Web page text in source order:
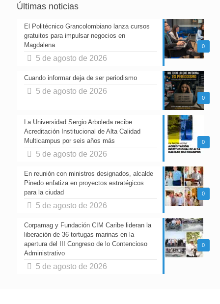
Últimas noticias
0
El Politécnico Grancolombiano lanza cursos
gratuitos para impulsar negocios en
Magdalena
5 de agosto de 2026
0
Cuando informar deja de ser periodismo
5 de agosto de 2026
0
La Universidad Sergio Arboleda recibe
Acreditación Institucional de Alta Calidad
Multicampus por seis años más
5 de agosto de 2026
0
En reunión con ministros designados, alcalde
Pinedo enfatiza en proyectos estratégicos
para la ciudad
5 de agosto de 2026
0
Corpamag y Fundación CIM Caribe lideran la
liberación de 36 tortugas marinas en la
apertura del III Congreso de lo Contencioso
Administrativo
5 de agosto de 2026